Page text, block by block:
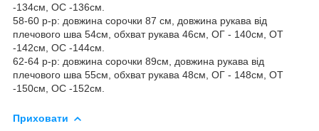
-134см, OC -136см.
58-60 р-р: довжина сорочки 87 см, довжина рукава від
плечового шва 54см, обхват рукава 46см, ОГ - 140см, ОТ
-142см, OC -144см.
62-64 р-р: довжина сорочки 89см, довжина рукава від
плечового шва 55см, обхват рукава 48см, ОГ - 148см, ОТ
-150см, OC -152см.
Приховати